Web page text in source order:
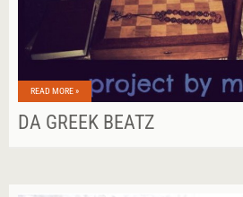
READ MORE »
DA GREEK BEATZ